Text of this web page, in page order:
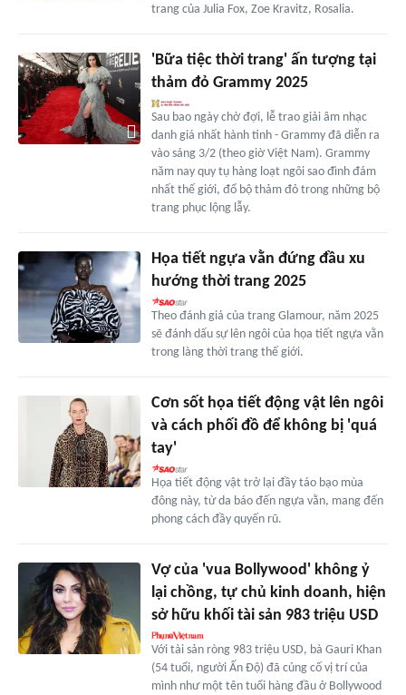
trang của Julia Fox, Zoe Kravitz, Rosalia.
'Bữa tiệc thời trang' ấn tượng tại
thảm đỏ Grammy 2025
Sau bao ngày chờ đợi, lễ trao giải âm nhạc
danh giá nhất hành tinh - Grammy đã diễn ra
vào sáng 3/2 (theo giờ Việt Nam). Grammy
năm nay quy tụ hàng loạt ngôi sao đình đám
nhất thế giới, đổ bộ thảm đỏ trong những bộ
trang phục lộng lẫy.
Họa tiết ngựa vằn đứng đầu xu
hướng thời trang 2025
Theo đánh giá của trang Glamour, năm 2025
sẽ đánh dấu sự lên ngôi của họa tiết ngựa vằn
trong làng thời trang thế giới.
Cơn sốt họa tiết động vật lên ngôi
và cách phối đồ để không bị 'quá
tay'
Họa tiết động vật trở lại đầy táo bạo mùa
đông này, từ da báo đến ngựa vằn, mang đến
phong cách đầy quyến rũ.
Vợ của 'vua Bollywood' không ỷ
lại chồng, tự chủ kinh doanh, hiện
sở hữu khối tài sản 983 triệu USD
Với tài sản ròng 983 triệu USD, bà Gauri Khan
(54 tuổi, người Ấn Độ) đã củng cố vị trí của
mình như một tên tuổi hàng đầu ở Bollywood